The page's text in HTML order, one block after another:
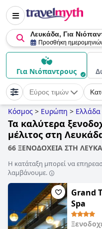
Λευκάδα, Για
Προσθήκη
Για Νιόπαντρους
Εύρος τιμών
Κόσμος > Ευρώπη > Ελλάδα
Τα καλύτερα
μέλιτος στη
66 ΞΕΝΟΔΟΧΕΙΑ ΣΤΗ
Η κατάταξη μπορεί να
λαμβάνουμε.
Grand
Spa